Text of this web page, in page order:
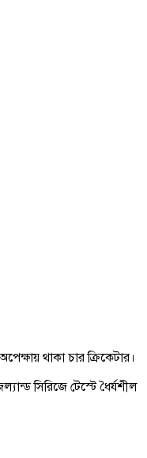
থাকা চার ক্রিকেটার।
সিরিজে টেস্টে ধৈর্যশীল